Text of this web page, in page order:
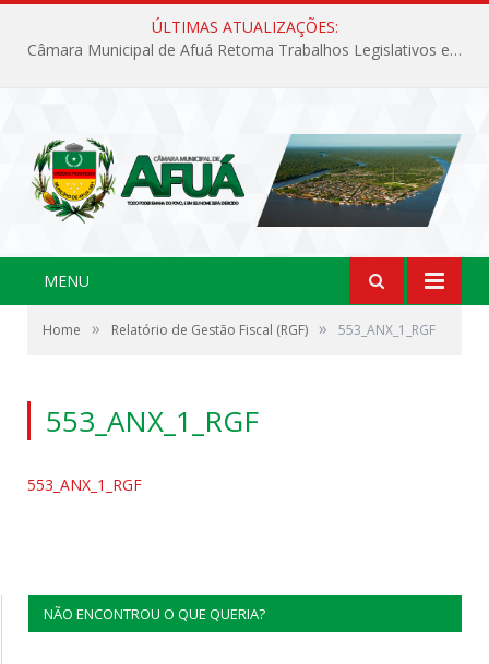
ÚLTIMAS ATUALIZAÇÕES:
Câmara Municipal de Afuá Retoma Trabalhos Legislativos em Sessão Ordinária
MENU
Home » Relatório de Gestão Fiscal (RGF) » 553_ANX_1_RGF
553_ANX_1_RGF
553_ANX_1_RGF
NÃO ENCONTROU O QUE QUERIA?